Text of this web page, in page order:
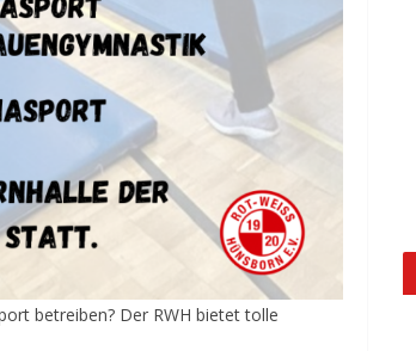
betreiben? Der RWH bietet tolle